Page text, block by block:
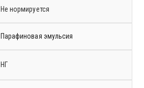
Не нормируется
Парафиновая эмульсия
НГ